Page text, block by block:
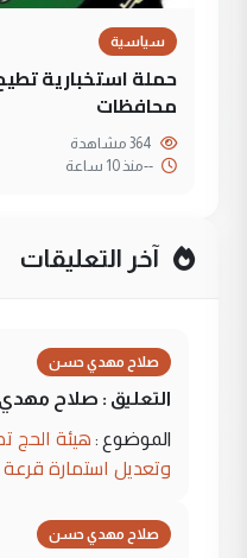
سياسية
محافظات
--منذ 10 ساعة
آخر التعليقات
صلاح مهدي حسن
التعليق : صلاح
الموضوع : هيئة الحج
وتعديل استمارة
صلاح مهدي حسن